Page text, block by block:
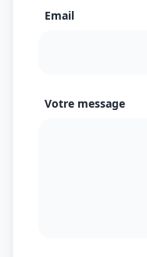
Email
Votre message